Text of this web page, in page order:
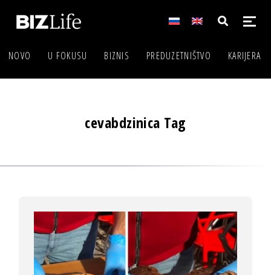
NOVO U FOKUSU BIZNIS PREDUZETNIŠTVO KARIJERA
cevabdzinica Tag